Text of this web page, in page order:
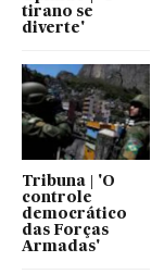
tirano se
diverte'
Tribuna | 'O
controle
democrático
das Forças
Armadas'